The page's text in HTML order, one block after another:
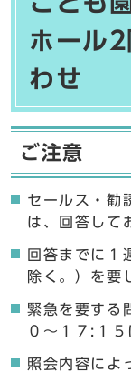
ホール
わせ
ご注意
セールス・勧
は、回答して
回答までに１
除く。）を要
緊急を要する
０〜１７:１
照会内容によ